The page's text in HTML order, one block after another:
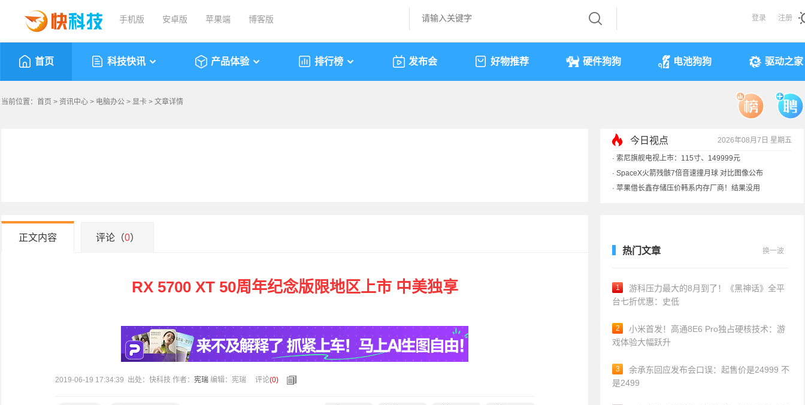
手机版 安卓版 苹果端 博客版 登录 注册
首页 科技快讯 产品体验 排行榜 发布会 好物推荐 硬件狗狗 电池狗狗 驱动之家
当前位置： 首页 > 资讯中心 > 电脑办公 > 显卡 > 文章详情
今日视点 2026年08月7日 星期五
· 索尼旗舰电视上市：115寸、149999元
· SpaceX火箭残骸7倍音速撞月球 对比图像公布
· 苹果借长鑫存储压价韩系内存厂商！结果没用
正文内容 评论（0）
RX 5700 XT 50周年纪念版限地区上市 中美独享
2019-06-19 17:34:39 出处：快科技 作者： 宪瑞 编辑：宪瑞 评论(0)
热门文章 换一波
1
游科压力最大的8月到了！《黑神话》全平
台七折优惠：史低
2
小米首发！高通8E6 Pro独占硬核技术：游
戏体验大幅跃升
3
余承东回应发布会口误：起售价是24999 不
是2499